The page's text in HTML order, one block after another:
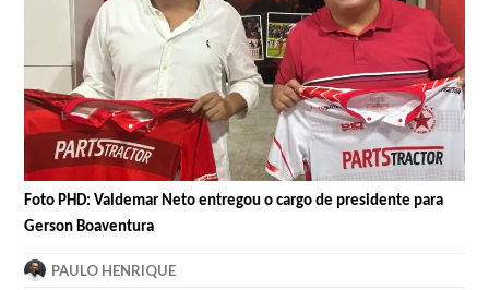
Foto PHD: Valdemar Neto entregou o cargo de presidente para
Gerson Boaventura
PAULO HENRIQUE